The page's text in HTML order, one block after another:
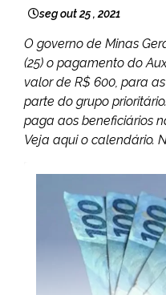
seg out 25 , 2021
O governo de Minas
(25) o pagamento do
valor de R$ 600, para
parte do grupo
paga aos beneficiários
Veja aqui o calendário.